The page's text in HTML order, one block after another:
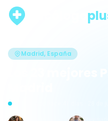
Madrid, España